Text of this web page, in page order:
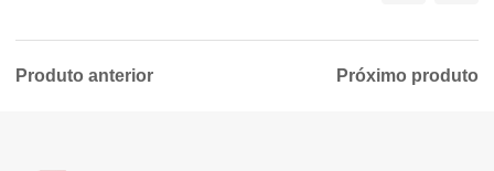
Produto anterior Próximo produto